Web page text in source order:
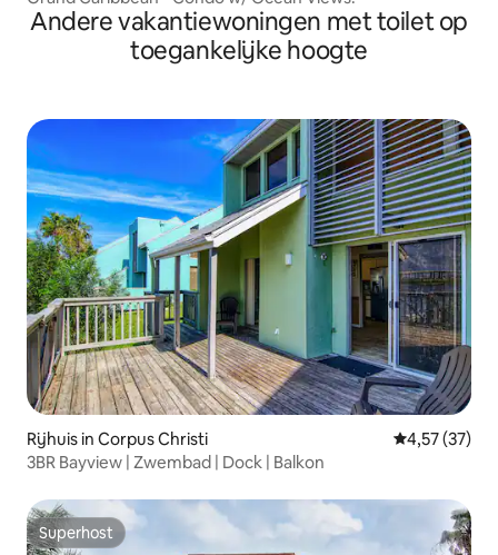
Andere vakantiewoningen met toilet op
toegankelijke hoogte
Rijhuis in Corpus Christi Gemiddelde
4,57 (37)
3BR Bayview | Zwembad | Dock | Balkon
Superhost
Superhost